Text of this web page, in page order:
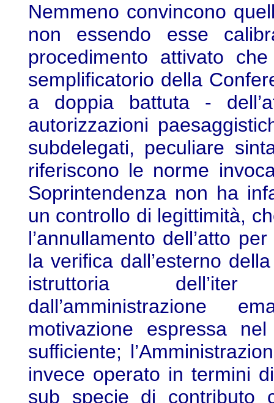
Nemmeno convincono
non essendo esse
procedimento attivato
semplificatorio della
a doppia battuta -
autorizzazioni
subdelegati, peculiare
riferiscono le norme
Soprintendenza non ha
un controllo di legittimità,
l’annullamento dell’atto
la verifica dall’esterno
istruttoria dell’iter
dall’amministrazione
motivazione espressa
sufficiente;
invece operato in termini
sub specie di contributo